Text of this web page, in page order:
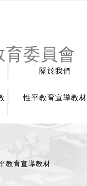
育委員會
關於我們
性平教育宣導教材
教育宣導教材